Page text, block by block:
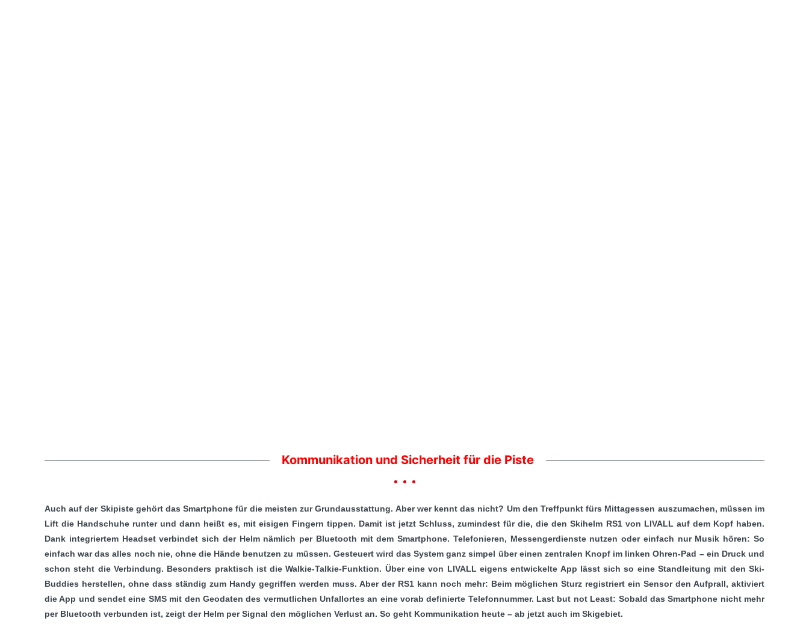
Kommunikation und Sicherheit für die Piste
Auch auf der Skipiste gehört das Smartphone für die meisten zur Grundausstattung. Aber wer kennt das nicht? Um den Treffpunkt fürs Mittagessen auszumachen, müssen im
Lift die Handschuhe runter und dann heißt es, mit eisigen Fingern tippen. Damit ist jetzt Schluss, zumindest für die, die den Skihelm RS1 von LIVALL auf dem Kopf haben.
Dank integriertem Headset verbindet sich der Helm nämlich per Bluetooth mit dem Smartphone. Telefonieren, Messengerdienste nutzen oder einfach nur Musik hören: So
einfach war das alles noch nie, ohne die Hände benutzen zu müssen. Gesteuert wird das System ganz simpel über einen zentralen Knopf im linken Ohren-Pad – ein Druck und
schon steht die Verbindung. Besonders praktisch ist die Walkie-Talkie-Funktion. Über eine von LIVALL eigens entwickelte App lässt sich so eine Standleitung mit den Ski-
Buddies herstellen, ohne dass ständig zum Handy gegriffen werden muss. Aber der RS1 kann noch mehr: Beim möglichen Sturz registriert ein Sensor den Aufprall, aktiviert
die App und sendet eine SMS mit den Geodaten des vermutlichen Unfallortes an eine vorab definierte Telefonnummer. Last but not Least: Sobald das Smartphone nicht mehr
per Bluetooth verbunden ist, zeigt der Helm per Signal den möglichen Verlust an. So geht Kommunikation heute – ab jetzt auch im Skigebiet.